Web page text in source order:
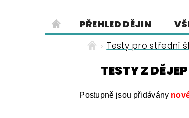
PŘEHLED DĚJIN
PRACOVNÍ LISTY
POUŽITÁ LITERATURA
Testy pro střední
TESTY Z
Postupně jsou přidávány